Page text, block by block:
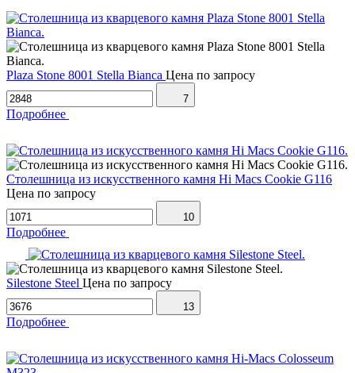
Plaza Stone 8001 Stella Bianca Цена по запросу
7
Подробнее
Столешница из искусственного камня Hi Macs Cookie G116
Цена по запросу
10
Подробнее
Silestone Steel Цена по запросу
13
Подробнее